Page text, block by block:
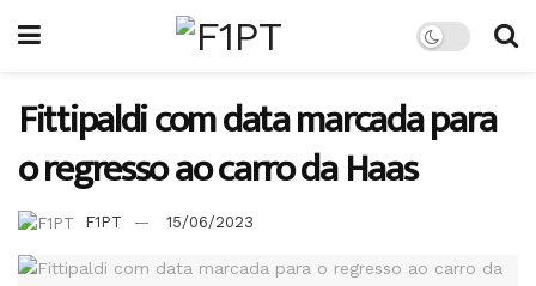
Fittipaldi com data marcada para
o regresso ao carro da Haas
F1PT 15/06/2023